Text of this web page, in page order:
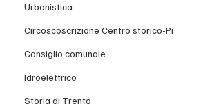
Urbanistica
Circoscoscrizione Centro storico-Pi
Consiglio comunale
Idroelettrico
Storia di Trento